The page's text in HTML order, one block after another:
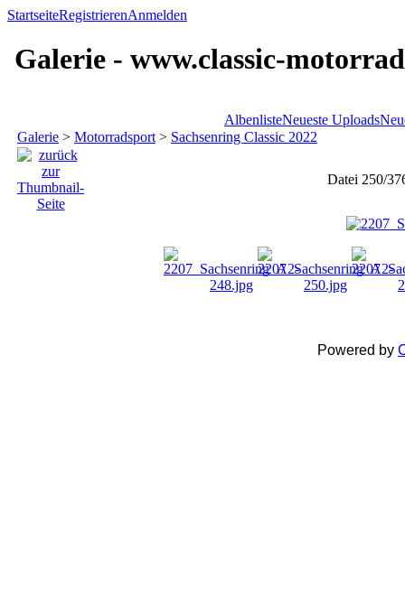
StartseiteRegistrierenAnmelden
Galerie - www.classic-
AlbenlisteNeueste Uploads
Galerie > Motorradsport > Sachsenring Classic 2022
Datei 250/
Powered by